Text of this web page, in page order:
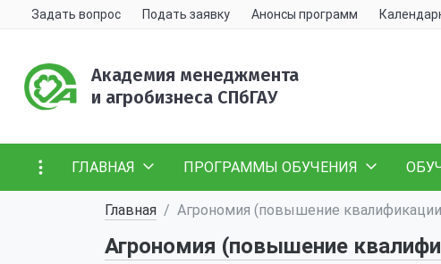
Задать вопрос Подать заявку Анонсы программ
Академия менеджмента
и агробизнеса СПбГАУ
ГЛАВНАЯ ПРОГРАММЫ ОБУЧЕНИЯ
Главная Агрономия (повышение
Агрономия (повышение